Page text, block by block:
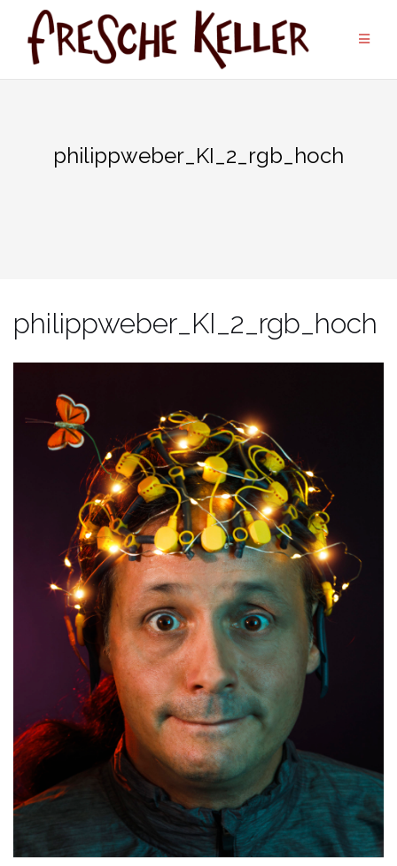
Inhalt
springen
philippweber_KI_2_rgb_hoch
philippweber_KI_2_rgb_hoch